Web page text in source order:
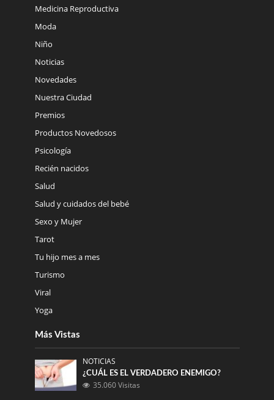
Medicina Reproductiva
Moda
Niño
Noticias
Novedades
Nuestra Ciudad
Premios
Productos Novedosos
Psicología
Recién nacidos
Salud
Salud y cuidados del bebé
Sexo y Mujer
Tarot
Tu hijo mes a mes
Turismo
Viral
Yoga
Más Vistas
NOTICIAS
¿CUÁL ES EL VERDADERO ENEMIGO?
35.060 Visitas